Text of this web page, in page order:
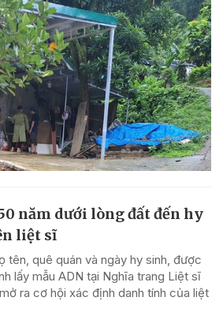
năm dưới lòng đất đến hy
liệt sĩ
tên, quê quán và ngày hy sinh, được
lấy mẫu ADN tại Nghĩa trang Liệt sĩ
ra cơ hội xác định danh tính của liệt